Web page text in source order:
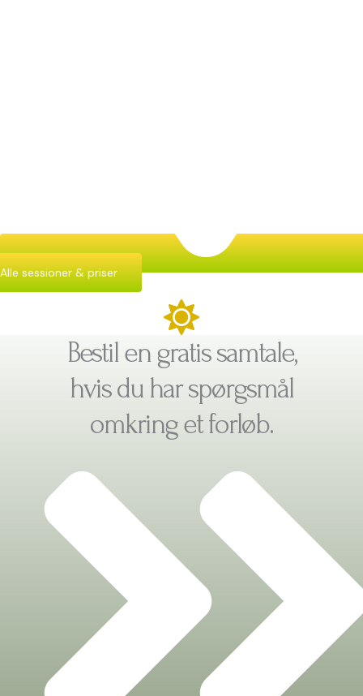
Alle sessioner & priser
Bestil en gratis samtale,
hvis du har spørgsmål
omkring et forløb.